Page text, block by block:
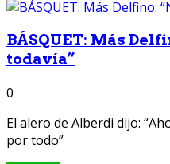
BÁSQUET: Más
todavía”
0
El alero de Alberdi dijo:
por todo”